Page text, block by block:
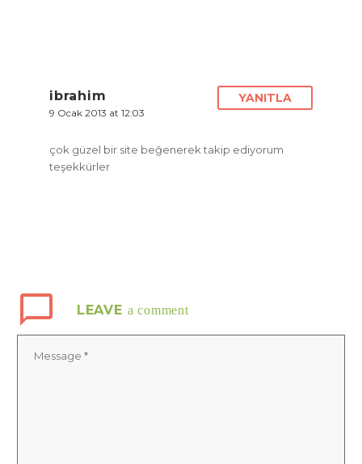
ibrahim
9 Ocak 2013 at 12:03
YANITLA
çok güzel bir site beğenerek takip ediyorum
teşekkürler
LEAVE a comment